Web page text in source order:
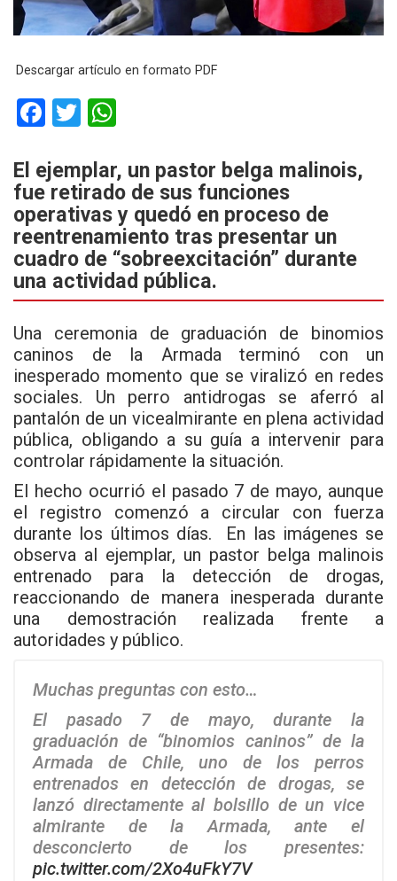
Descargar artículo en formato PDF
F
ce
b
o
o
k
T
tt
er
at
s
A
p
p
El ejemplar, un pastor belga malinois,
fue retirado de sus funciones
operativas y quedó en proceso de
reentrenamiento tras presentar un
cuadro de “sobreexcitación” durante
una actividad pública.
Una ceremonia de graduación de binomios
caninos de la Armadaterminó con un
inesperado momento que se viralizó en redes
sociales. Un perro antidrogas se aferró al
pantalón de un vicealmirante en plena actividad
pública, obligando a su guía a intervenir para
controlar rápidamente la situación.
El hecho ocurrió el pasado 7 de mayo, aunque
el registro comenzó a circular con fuerza
durante los últimos días. En las imágenes se
observa al ejemplar, un pastor belga malinois
entrenado para la detección de drogas,
reaccionando de manera inesperada durante
una demostración realizada frente a
autoridades y público.
Muchas preguntas con esto…
El pasado 7 de mayo, durante la
graduación de “binomios caninos” de la
Armada de Chile, uno de los perros
entrenados en detección de drogas, se
lanzó directamente al bolsillo de un vice
almirante de la Armada, ante el
desconcierto de los presentes:
pic.twitter.com/2Xo4uFkY7V